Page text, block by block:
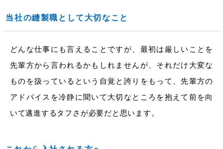
当社の縫製職として大切なこと
どんな仕事にも言えることですが、最初は厳しいことを
先輩方から言われるかもしれませんが、それだけ大変な
ものを扱っているという自覚と誇りをもって、先輩方の
アドバイスを冷静に聞いて大切なところを抱えて前を向
いて邁進するタフさが必要だと思います。